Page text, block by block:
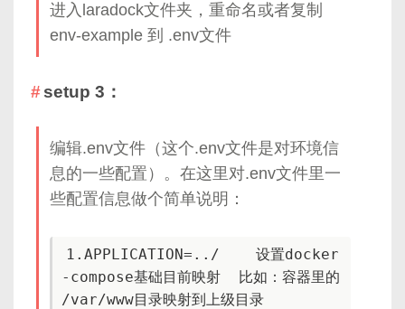
进入laradock文件夹，重命名或者复制
env-example 到 .env文件
setup 3：
编辑.env文件（这个.env文件是对环境信
息的一些配置）。在这里对.env文件里一
些配置信息做个简单说明：
1.APPLICATION=../    设置docker
-compose基础目前映射  比如：容器里的
/var/www目录映射到上级目录